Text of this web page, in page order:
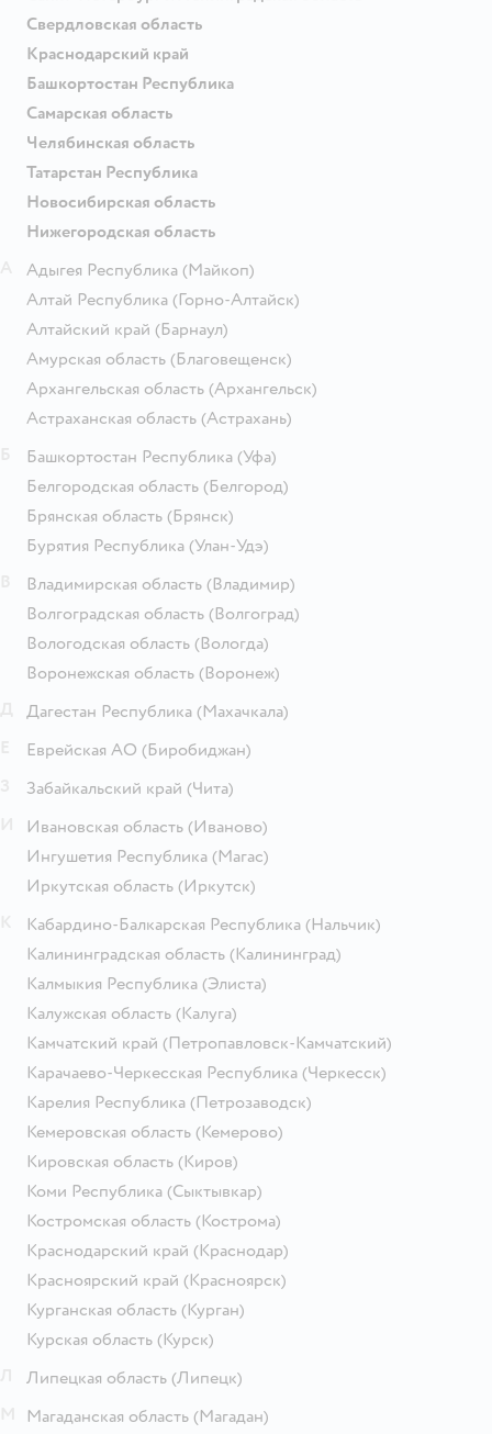
Свердловская область
Краснодарский край
Башкортостан Республика
Самарская область
Челябинская область
Татарстан Республика
Новосибирская область
Нижегородская область
Адыгея Республика (Майкоп)
Алтай Республика (Горно-Алтайск)
Алтайский край (Барнаул)
Амурская область (Благовещенск)
Архангельская область (Архангельск)
Астраханская область (Астрахань)
Башкортостан Республика (Уфа)
Белгородская область (Белгород)
Брянская область (Брянск)
Бурятия Республика (Улан-Удэ)
Владимирская область (Владимир)
Волгоградская область (Волгоград)
Вологодская область (Вологда)
Воронежская область (Воронеж)
Дагестан Республика (Махачкала)
Еврейская АО (Биробиджан)
Забайкальский край (Чита)
Ивановская область (Иваново)
Ингушетия Республика (Магас)
Иркутская область (Иркутск)
Кабардино-Балкарская Республика (Нальчик)
Калининградская область (Калининград)
Калмыкия Республика (Элиста)
Калужская область (Калуга)
Камчатский край (Петропавловск-Камчатский)
Карачаево-Черкесская Республика (Черкесск)
Карелия Республика (Петрозаводск)
Кемеровская область (Кемерово)
Кировская область (Киров)
Коми Республика (Сыктывкар)
Костромская область (Кострома)
Краснодарский край (Краснодар)
Красноярский край (Красноярск)
Курганская область (Курган)
Курская область (Курск)
Липецкая область (Липецк)
Магаданская область (Магадан)